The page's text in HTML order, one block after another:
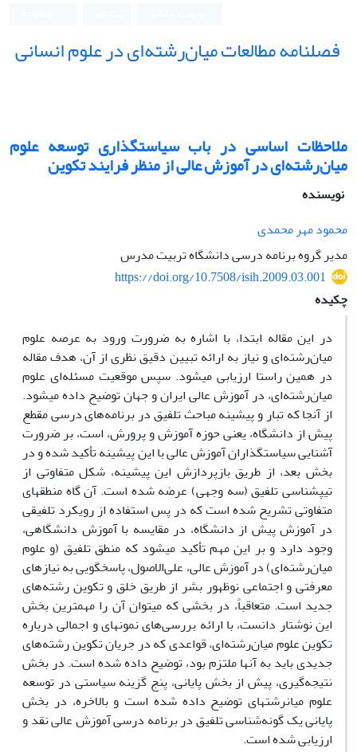
فصلنامه مطالعات میان‌رشته‌ای در علوم انسانی
ملاحظات اساسی در باب سیاستگذاری توسعه علوم
میان‌رشته‌ای در آموزش عالی از منظر فرایند تکوین
نویسنده
محمود مهر محمدی
مدیر گروه برنامه‌ درسی دانشگاه تربیت مدرس
https://doi.org/10.7508/isih.2009.03.001
چکیده
در این مقاله ابتدا، با اشاره به ضرورت ورود به عرصه علوم
میان‌رشته‌ای و نیاز به ارائه تبیین دقیق نظری از آن، هدف مقاله
در همین راستا ارزیابی میشود. سپس موقعیت مسئله‌ای علوم
میان‌رشته‌ای، در آموزش عالی ایران و جهان توضیح داده میشود.
از آنجا که تبار و پیشینه مباحث تلفیق در برنامه‌های درسی مقطع
پیش از دانشگاه، یعنی حوزه آموزش و پرورش، است، بر ضرورت
آشنایی سیاستگذاران آموزش عالی با این پیشینه تأکید شده و در
بخش بعد، از طریق بازپردازش این پیشینه، شکل متفاوتی از
تیپشناسی تلفیق (سه وجهی) عرضه شده است. آن گاه منطقهای
متفاوتی تشریح شده است که در پس استفاده از رویکرد تلفیقی
در آموزش پیش از دانشگاه، در مقایسه با آموزش دانشگاهی،
وجود دارد و بر این مهم تأکید میشود که منطق تلفیق (و علوم
میان‌رشته‌ای) در آموزش عالی، علی‌الاصول، پاسخگویی به نیازهای
معرفتی و اجتماعی نوظهور بشر از طریق خلق و تکوین رشته‌های
جدید است. متعاقباً، در بخشی که میتوان آن را مهمترین بخش
این نوشتار دانست، با ارائه بررسی‌های نمونهای و اجمالی درباره
تکوین علوم میان‌رشته‌ای، قواعدی که در جریان تکوین رشته‌های
جدیدی باید به آنها ملتزم بود، توضیح داده شده است. در بخش
نتیجه‌گیری، پیش از بخش پایانی، پنج گزینه سیاستی در توسعه
علوم میانرشتهای توضیح داده شده است و بالاخره، در بخش
پایانی یک گونه‌شناسی تلفیق در برنامه درسی آموزش عالی نقد و
ارزیابی شده است.